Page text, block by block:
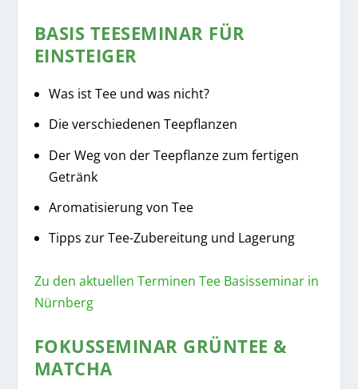
BASIS TEESEMINAR FÜR
EINSTEIGER
Was ist Tee und was nicht?
Die verschiedenen Teepflanzen
Der Weg von der Teepflanze zum fertigen
Getränk
Aromatisierung von Tee
Tipps zur Tee-Zubereitung und Lagerung
Zu den aktuellen Terminen Tee Basisseminar in
Nürnberg
FOKUSSEMINAR GRÜNTEE &
MATCHA